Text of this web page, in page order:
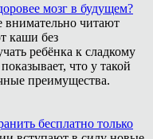
мозг в будущем?
читают
каши без
ребёнка к сладкому
что у такой
преимущества.
бесплатно только